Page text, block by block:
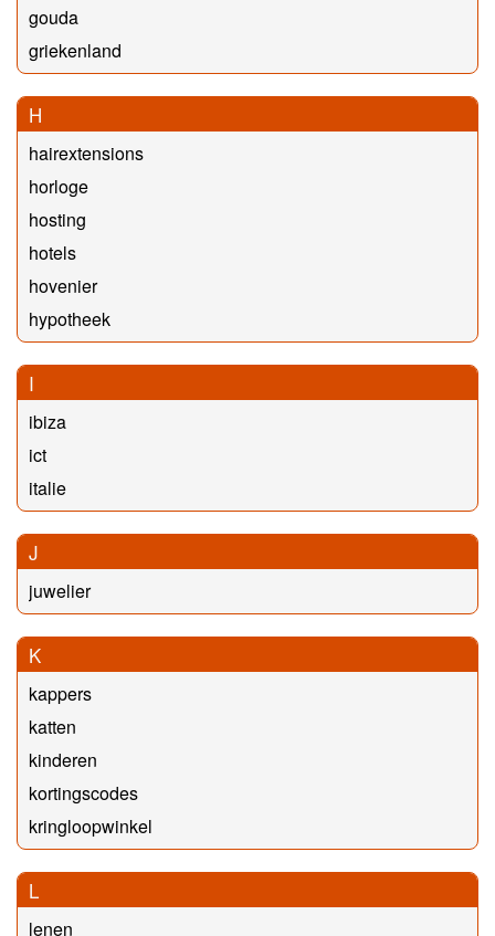
gouda
griekenland
H
hairextensions
horloge
hosting
hotels
hovenier
hypotheek
I
ibiza
ict
italie
J
juwelier
K
kappers
katten
kinderen
kortingscodes
kringloopwinkel
L
lenen